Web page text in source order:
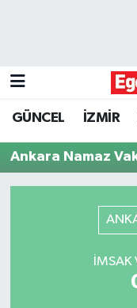
GÜNCEL İZMİR
Ankara Namaz
İMSAK
GÜNCEL
ÖZEL HABER
POLİTİKA